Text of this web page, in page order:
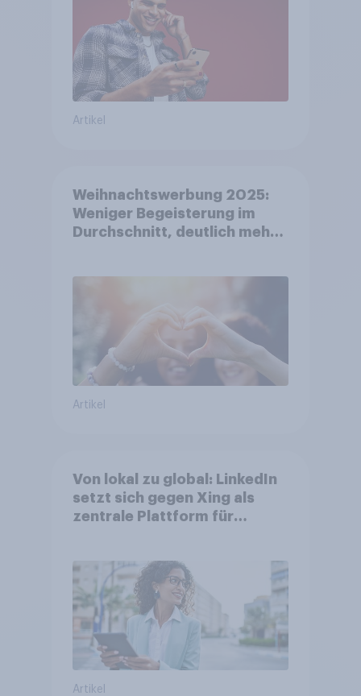
Artikel
Weihnachtswerbung 2025:
Weniger Begeisterung im
Durchschnitt, deutlich mehr
Artikel
Von lokal zu global: LinkedIn
setzt sich gegen Xing als
zentrale Plattform für
Artikel